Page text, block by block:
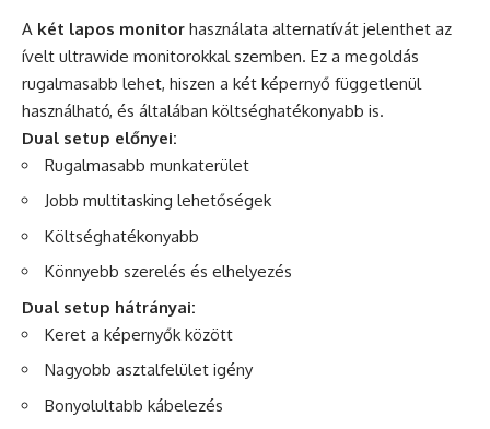
A két lapos monitor használata alternatívát jelenthet az
ívelt ultrawide monitorokkal szemben. Ez a megoldás
rugalmasabb lehet, hiszen a két képernyő függetlenül
használható, és általában költséghatékonyabb is.
Dual setup előnyei:
Rugalmasabb munkaterület
Jobb multitasking lehetőségek
Költséghatékonyabb
Könnyebb szerelés és elhelyezés
Dual setup hátrányai:
Keret a képernyők között
Nagyobb asztalfelület igény
Bonyolultabb kábelezés